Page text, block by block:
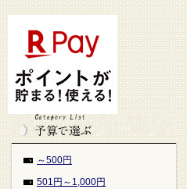
～500円
501円～1,000円